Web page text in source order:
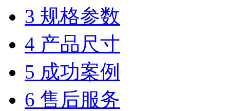
3 规格参数
4 产品尺寸
5 成功案例
6 售后服务